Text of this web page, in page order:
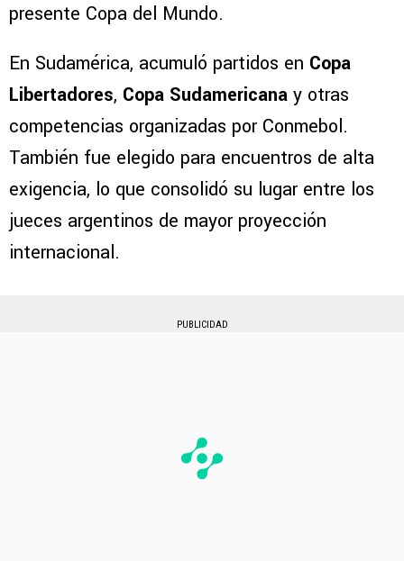
presente Copa del Mundo.
En Sudamérica, acumuló partidos en Copa
Libertadores, Copa Sudamericana y otras
competencias organizadas por Conmebol.
También fue elegido para encuentros de alta
exigencia, lo que consolidó su lugar entre los
jueces argentinos de mayor proyección
internacional.
PUBLICIDAD